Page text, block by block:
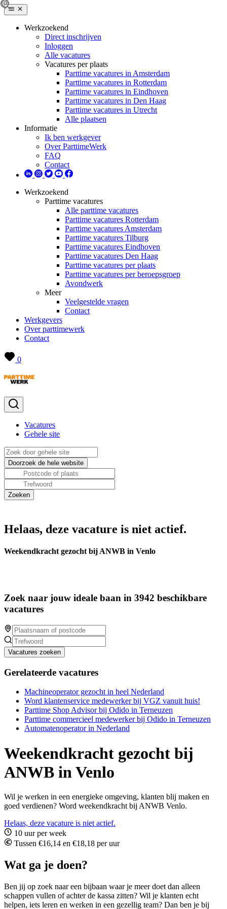
Werkzoekend
Direct inschrijven
Inloggen
Alle vacatures
Vacatures per plaats
Parttime vacatures in Amsterdam
Parttime vacatures in Rotterdam
Parttime vacatures in Eindhoven
Parttime vacatures in Den Haag
Parttime vacatures in Utrecht
Alle plaatsen
Informatie
Ik ben werkgever
Over ParttimeWerk
FAQ
Contact
Werkzoekend
Parttime vacatures
Alle parttime vacatures
Parttime vacatures Rotterdam
Parttime vacatures Amsterdam
Parttime vacatures Tilburg
Parttime vacatures Eindhoven
Parttime vacatures Den Haag
Parttime vacatures per plaats
Parttime vacatures per beroepsgroep
Avondwerk
Meer
Veelgestelde vragen
Contact
Werkgevers
Over parttimewerk
Contact
0
Vacatures
Gehele site
Helaas, deze vacature is niet actief.
Weekendkracht gezocht bij ANWB in Venlo
Zoek naar jouw ideale baan in 3942 beschikbare
vacatures
Vacatures zoeken
Gerelateerde vacatures
Machineoperator gezocht in heel Nederland
Word klantenservice medewerker bij VGZ vanuit huis!
Parttime Shop Advisor bij Odido in Terneuzen
Parttime commercieel medewerker bij Odido in Terneuzen
Automatenoperator in Nederland
Weekendkracht gezocht bij
ANWB in Venlo
Wil je werken in een energieke omgeving, klanten blij maken en
goed verdienen? Word weekendkracht bij ANWB Venlo.
Helaas, deze vacature is niet actief.
10 uur per week
Tussen €16,14 en €18,18 per uur
Wat ga je doen?
Ben jij op zoek naar een bijbaan waar je meer doet dan alleen
schappen vullen of achter de kassa zitten? Wil je klanten echt
helpen, iets leren en werken in een gezellig team? Dan ben je bij